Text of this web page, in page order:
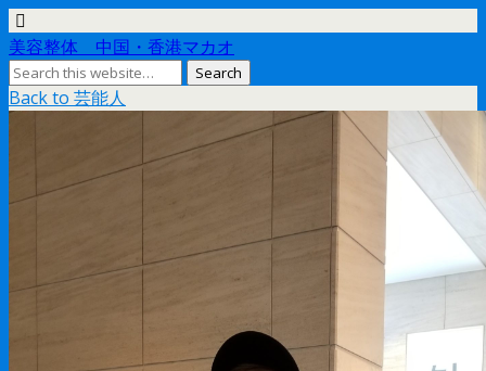
美容整体 中国・香港マカオ
Back to 芸能人